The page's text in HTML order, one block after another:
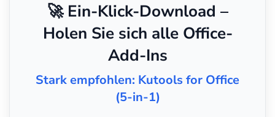
🚀 Ein-Klick-Download –
Holen Sie sich alle Office-
Add-Ins
Stark empfohlen: Kutools for Office
(5-in-1)